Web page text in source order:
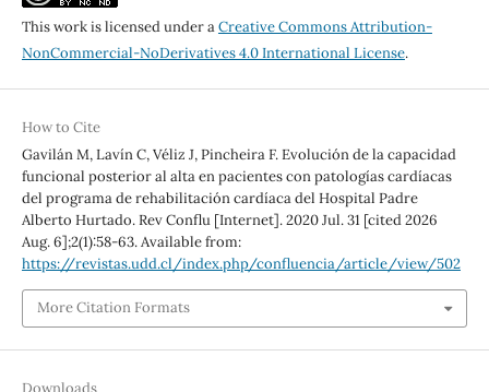
This work is licensed under aCreative Commons Attribution-
NonCommercial-NoDerivatives 4.0 International License.
How to Cite
Gavilán M, Lavín C, Véliz J, Pincheira F. Evolución de la capacidad
funcional posterior al alta en pacientes con patologías cardíacas
del programa de rehabilitación cardíaca del Hospital Padre
Alberto Hurtado. Rev Conflu [Internet]. 2020 Jul. 31 [cited 2026
Aug. 6];2(1):58-63. Available from:
https://revistas.udd.cl/index.php/confluencia/article/view/502
More Citation Formats
Downloads